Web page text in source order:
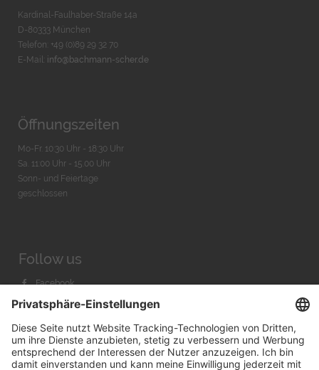
Kardinal-Faulhaber-Straße 14a
D-80333 München
Telefon: +49 (0)89 29 32 70
E-Mail: info@bachmann-scher.de
Öffnungszeiten
Mo-Fr. 10:30 Uhr - 18:30 Uhr
Sa. 11:00 Uhr - 15.00 Uhr
Sonn- und Feiertage
geschlossen
Follow us
Facebook
Instagram
Youtube